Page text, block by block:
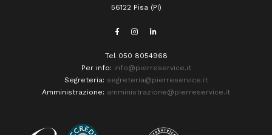
56122 Pisa (PI)
Tel 050 8054968
Per info: info@pierreservice.it
Segreteria: segreteria@pierreservice.it
Amministrazione: amministrazione@pierreservice.it